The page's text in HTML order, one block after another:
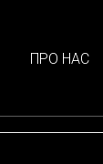
ПРО НАС